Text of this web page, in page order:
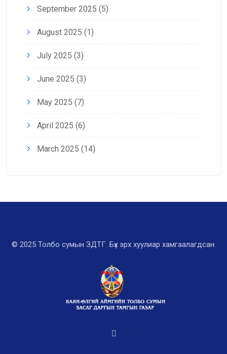
September 2025 (5)
August 2025 (1)
July 2025 (3)
June 2025 (3)
May 2025 (7)
April 2025 (6)
March 2025 (14)
© 2025 Толбо сумын ЗДТГ. Бүх эрх хуулиар хамгаалагдсан.